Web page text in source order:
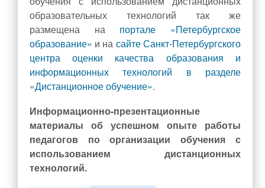
образовательных технологий так же
размещена на портале «Петербургское
образование» и на сайте Санкт-Петербургского
центра оценки качества образования и
информационных технологий в разделе
«Дистанционное обучение».
Информационно-презентационные
материалы об успешном опыте работы
педагогов по организации обучения с
использованием дистанционных
технологий.